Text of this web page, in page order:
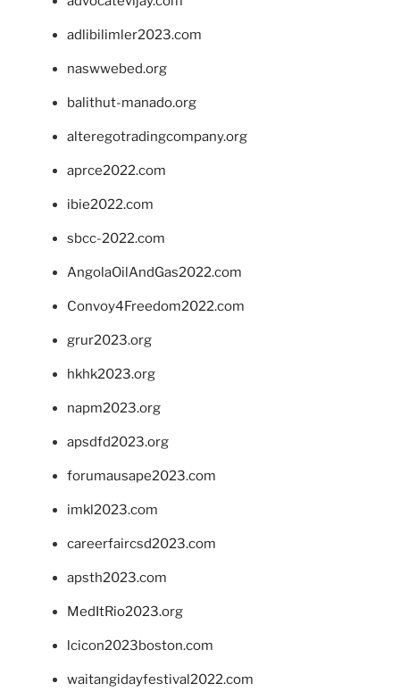
adlibilimler2023.com
naswwebed.org
balithut-manado.org
alteregotradingcompany.org
aprce2022.com
ibie2022.com
sbcc-2022.com
AngolaOilAndGas2022.com
Convoy4Freedom2022.com
grur2023.org
hkhk2023.org
napm2023.org
apsdfd2023.org
forumausape2023.com
imkl2023.com
careerfaircsd2023.com
apsth2023.com
MedItRio2023.org
lcicon2023boston.com
waitangidayfestival2022.com